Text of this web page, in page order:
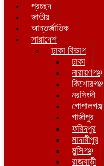
প্রচ্ছদ
জাতীয়
আন্তর্জাতিক
সারাদেশ
ঢাকা বিভাগ
ঢাকা
নারায়ণগঞ্জ
কিশোরগঞ্জ
নরসিংদী
গোপালগঞ্জ
গাজীপুর
ফরিদপুর
মাদারীপুর
মুন্সিগঞ্জ
রাজবাড়ী